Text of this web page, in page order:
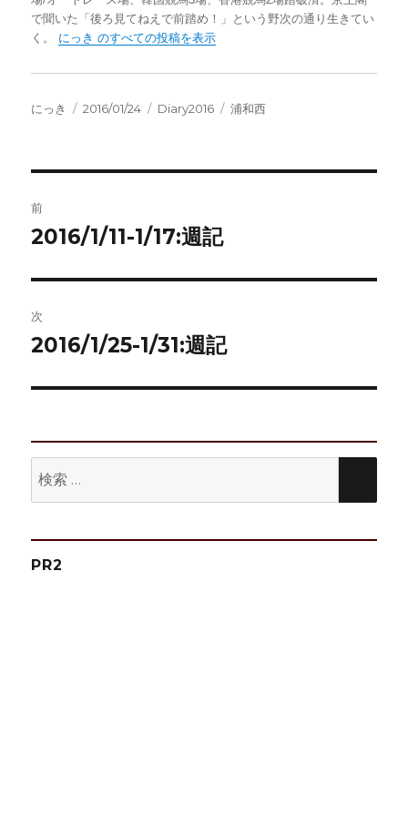
で聞いた「後ろ見てねえで前踏め！」という野次の通り生きてい
く。 にっき のすべての投稿を表示
投
にっき
投
2016/01/24
カ
Diary2016
タ
浦和西
稿
ビ
ゲ
ー
ョ
ン
前
前
投
稿:
2016/1/11-1/17:週記
次
次
投
2016/1/25-1/31:週記
索
PR2